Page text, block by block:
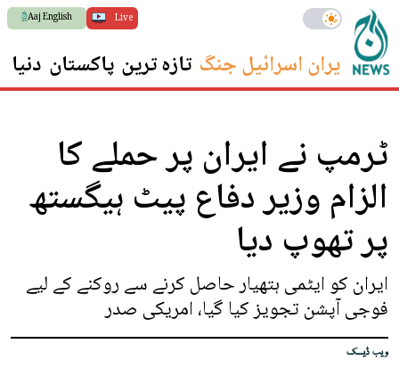
Live
Aaj English
ایران اسرائیل جنگ تازہ ترین پاکستان دنیا
ٹرمپ نے ایران پر حملے کا
الزام وزیر دفاع پیٹ ہیگستھ
پر تھوپ دیا
ایران کو ایٹمی ہتھیار حاصل کرنے سے روکنے کے لیے
فوجی آپشن تجویز کیا گیا، امریکی صدر
ویب ڈیسک